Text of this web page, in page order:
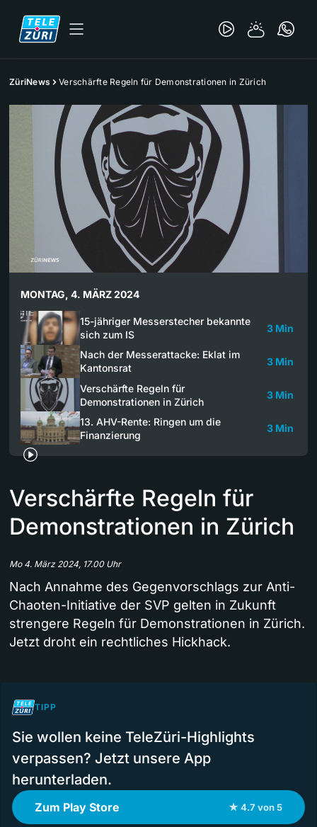
ZüriNews Verschärfte Regeln für Demonstrationen in Zürich
MONTAG, 4. MÄRZ 2024
15-jähriger Messerstecher bekannte
sich zum IS
3 Min
Nach der Messerattacke: Eklat im
Kantonsrat
3 Min
Verschärfte Regeln für
Demonstrationen in Zürich
3 Min
13. AHV-Rente: Ringen um die
Finanzierung
3 Min
Verschärfte Regeln für
Demonstrationen in Zürich
Mo 4. März 2024, 17.00 Uhr
Nach Annahme des Gegenvorschlags zur Anti-
Chaoten-Initiative der SVP gelten in Zukunft
strengere Regeln für Demonstrationen in Zürich.
Jetzt droht ein rechtliches Hickhack.
TIPP
Sie wollen keine TeleZüri-Highlights
verpassen? Jetzt unsere App
herunterladen.
Zum Play Store ★ 4.7 von 5